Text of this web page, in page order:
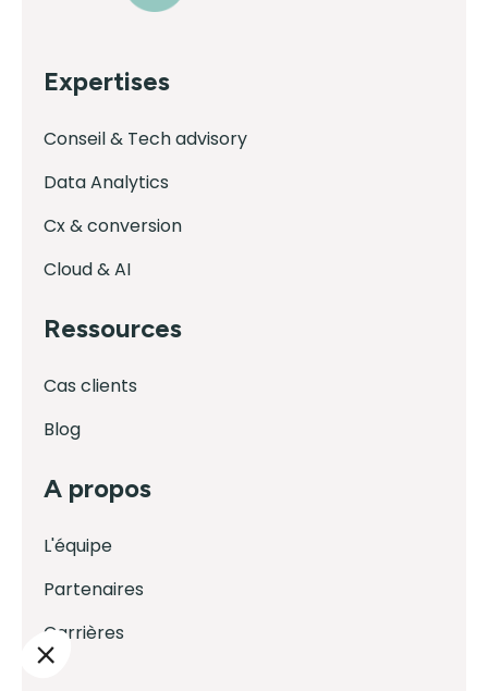
Expertises
Conseil & Tech advisory
Data Analytics
Cx & conversion
Cloud & AI
Ressources
Cas clients
Blog
A propos
L'équipe
Partenaires
Carrières